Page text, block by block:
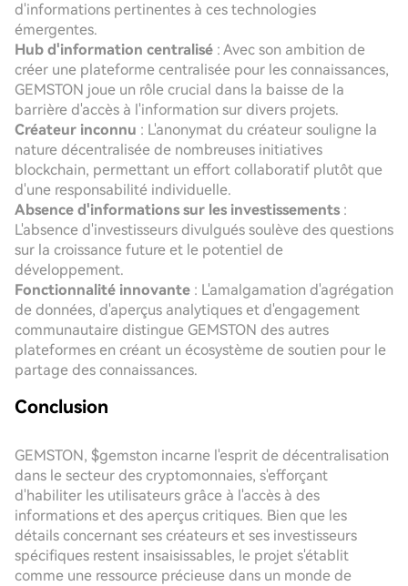
d'informations pertinentes à ces technologies
émergentes.
Hub d'information centralisé : Avec son ambition de
créer une plateforme centralisée pour les connaissances,
GEMSTON joue un rôle crucial dans la baisse de la
barrière d'accès à l'information sur divers projets.
Créateur inconnu : L'anonymat du créateur souligne la
nature décentralisée de nombreuses initiatives
blockchain, permettant un effort collaboratif plutôt que
d'une responsabilité individuelle.
Absence d'informations sur les investissements :
L'absence d'investisseurs divulgués soulève des questions
sur la croissance future et le potentiel de
développement.
Fonctionnalité innovante : L'amalgamation d'agrégation
de données, d'aperçus analytiques et d'engagement
communautaire distingue GEMSTON des autres
plateformes en créant un écosystème de soutien pour le
partage des connaissances.
Conclusion
GEMSTON, $gemston incarne l'esprit de décentralisation
dans le secteur des cryptomonnaies, s'efforçant
d'habiliter les utilisateurs grâce à l'accès à des
informations et des aperçus critiques. Bien que les
détails concernant ses créateurs et ses investisseurs
spécifiques restent insaisissables, le projet s'établit
comme une ressource précieuse dans un monde de